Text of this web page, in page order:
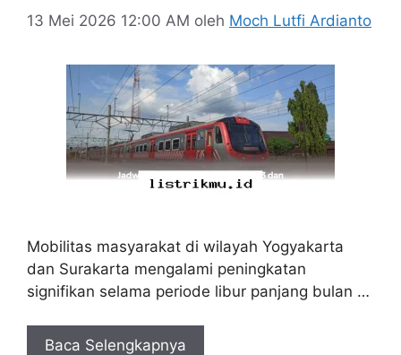
13 Mei 2026 12:00 AM oleh Moch Lutfi Ardianto
Mobilitas masyarakat di wilayah Yogyakarta
dan Surakarta mengalami peningkatan
signifikan selama periode libur panjang bulan …
Baca Selengkapnya